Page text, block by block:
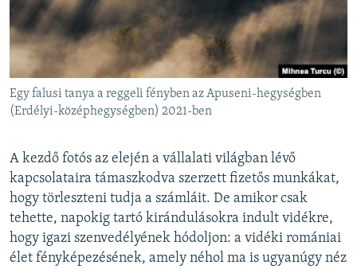
Egy falusi tanya a reggeli fényben az Apuseni-hegységben
(Erdélyi-középhegységben) 2021-ben
A kezdő fotós az elején a vállalati világban lévő
kapcsolataira támaszkodva szerzett fizetős munkákat,
hogy törleszteni tudja a számláit. De amikor csak
tehette, napokig tartó kirándulásokra indult vidékre,
hogy igazi szenvedélyének hódoljon: a vidéki romániai
élet fényképezésének, amely néhol ma is ugyanúgy néz